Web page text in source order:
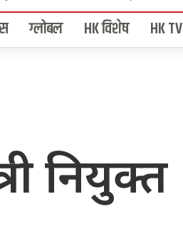
ग्लोबल HK विशेष HK TV
नियुक्त